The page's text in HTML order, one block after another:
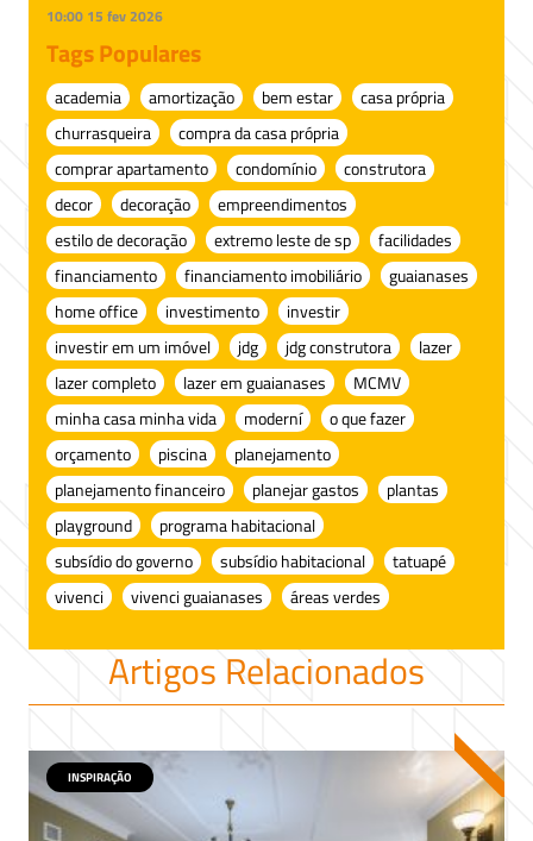
10:00 15 fev 2026
Tags Populares
academia amortização bem estar
casa própria
churrasqueira
compra da casa própria
comprar apartamento
condomínio
construtora
decor
decoração
empreendimentos
estilo de decoração
extremo leste de sp
facilidades
financiamento
financiamento imobiliário
guaianases
home office
investimento
investir
investir em um imóvel
jdg jdg construtora
lazer
lazer completo
lazer em guaianases
MCMV
minha casa minha vida
moderní
o que fazer
orçamento
piscina
planejamento
planejamento financeiro
planejar gastos
plantas
playground
programa habitacional
subsídio do governo
subsídio habitacional
tatuapé
vivenci
vivenci guaianases áreas verdes
Artigos Relacionados
INSPIRAÇÃO